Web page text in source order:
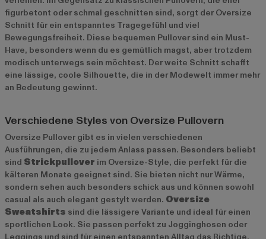
figurbetont oder schmal geschnitten sind, sorgt der Oversize
Schnitt für ein entspanntes Tragegefühl und viel
Bewegungsfreiheit. Diese bequemen Pullover sind ein Must-
Have, besonders wenn du es gemütlich magst, aber trotzdem
modisch unterwegs sein möchtest. Der weite Schnitt schafft
eine lässige, coole Silhouette, die in der Modewelt immer mehr
an Bedeutung gewinnt.
Verschiedene Styles von Oversize Pullovern
Oversize Pullover gibt es in vielen verschiedenen
Ausführungen, die zu jedem Anlass passen. Besonders beliebt
sind Strickpullover im Oversize-Style, die perfekt für die
kälteren Monate geeignet sind. Sie bieten nicht nur Wärme,
sondern sehen auch besonders schick aus und können sowohl
casual als auch elegant gestylt werden. Oversize
Sweatshirts sind die lässigere Variante und ideal für einen
sportlichen Look. Sie passen perfekt zu Jogginghosen oder